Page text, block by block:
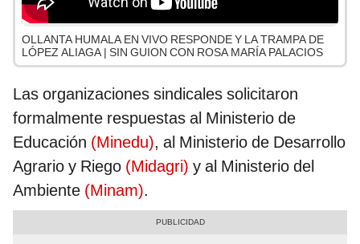
OLLANTA HUMALA EN VIVO RESPONDE Y LA TRAMPA DE
LÓPEZ ALIAGA | SIN GUION CON ROSA MARÍA PALACIOS
Las organizaciones sindicales solicitaron
formalmente respuestas al Ministerio de
Educación (Minedu), al Ministerio de Desarrollo
Agrario y Riego (Midagri) y al Ministerio del
Ambiente (Minam).